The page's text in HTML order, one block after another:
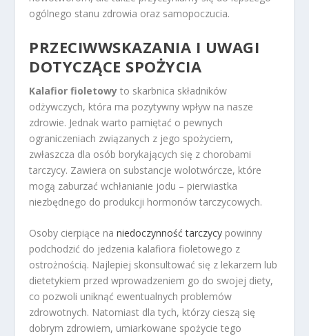
ogólnego stanu zdrowia oraz samopoczucia.
PRZECIWWSKAZANIA I UWAGI
DOTYCZĄCE SPOŻYCIA
Kalafior fioletowy to skarbnica składników
odżywczych, która ma pozytywny wpływ na nasze
zdrowie. Jednak warto pamiętać o pewnych
ograniczeniach związanych z jego spożyciem,
zwłaszcza dla osób borykających się z chorobami
tarczycy. Zawiera on substancje wolotwórcze, które
mogą zaburzać wchłanianie jodu – pierwiastka
niezbędnego do produkcji hormonów tarczycowych.
Osoby cierpiące naniedoczynność tarczycy powinny
podchodzić do jedzenia kalafiora fioletowego z
ostrożnością. Najlepiej skonsultować się z lekarzem lub
dietetykiem przed wprowadzeniem go do swojej diety,
co pozwoli uniknąć ewentualnych problemów
zdrowotnych. Natomiast dla tych, którzy cieszą się
dobrym zdrowiem, umiarkowane spożycie tego